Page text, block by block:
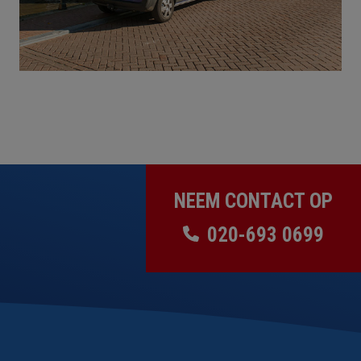
NEEM CONTACT OP
020-693 0699